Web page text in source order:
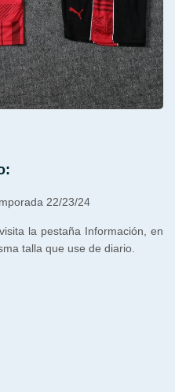
22/23/24
la pestaña Información, en
talla que use de diario.